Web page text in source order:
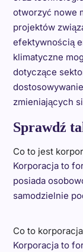
otworzyć nowe
projektów
efektywnością
klimatyczne
dotyczące
zmieniających
Sprawdź
Co to jest
Korporacja to
posiada
samodzielnie
Co to
Korporacja to